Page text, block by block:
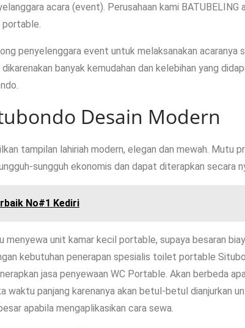
acara (event). Perusahaan kami BATUBELING
penyelenggara event untuk melaksanakan acaranya
banyak kemudahan dan kelebihan yang
Desain Modern
tampilan lahiriah modern, elegan dan mewah. Mutu
sungguh ekonomis dan dapat diterapkan secara
No#1 Kediri
menyewa unit kamar kecil portable, supaya besaran
kebutuhan penerapan spesialis toilet portable
jasa penyewaan WC Portable. Akan berbeda
waktu panjang karenanya akan betul-betul dianjurkan
apabila mengaplikasikan cara sewa.